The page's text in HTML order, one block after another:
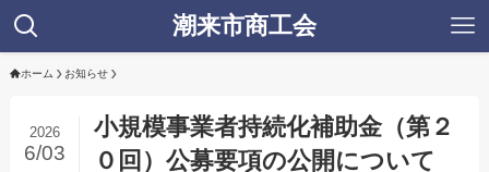
潮来市商工会
ホーム お知らせ
小規模事業者持続化補助金（第２
０回）公募要項の公開について
2026
6/03